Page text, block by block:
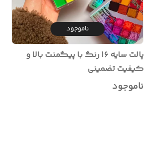
ناموجود
پالت سایه ۱۶ رنگ با پیگمنت بالا و
کیفیت تضمینی
ناموجود